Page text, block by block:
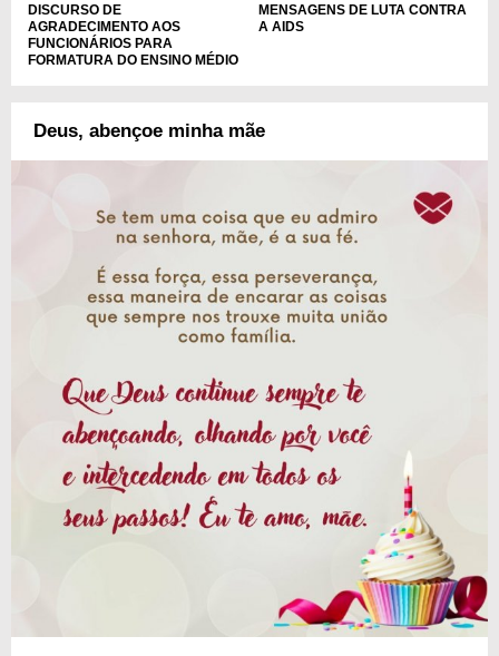
DISCURSO DE
AGRADECIMENTO AOS
FUNCIONÁRIOS PARA
FORMATURA DO ENSINO MÉDIO
MENSAGENS DE LUTA CONTRA
A AIDS
Deus, abençoe minha mãe